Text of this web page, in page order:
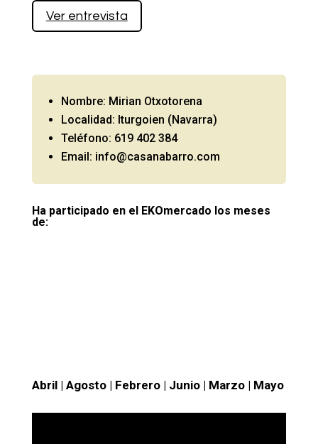
Ver entrevista
Nombre: Mirian Otxotorena
Localidad: Iturgoien (Navarra)
Teléfono: 619 402 384
Email: info@casanabarro.com
Ha participado en el EKOmercado los meses
de:
Abril| Agosto| Febrero| Junio| Marzo| Mayo